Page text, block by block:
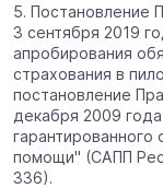
5. Постановление
3 сентября 2019
апробирования
страхования в
постановление
декабря 2009
помощи" (САПП
336).